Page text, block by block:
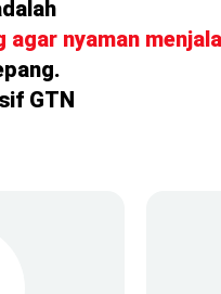
nyaman
GTN